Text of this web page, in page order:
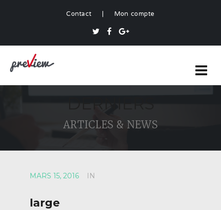
Contact | Mon compte
ARTICLES & NEWS
MARS 15, 2016 IN
large